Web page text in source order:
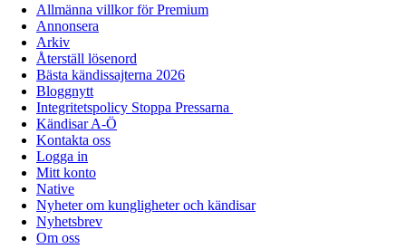
Allmänna villkor för Premium
Annonsera
Arkiv
Återställ lösenord
Bästa kändissajterna 2026
Bloggnytt
Integritetspolicy Stoppa Pressarna
Kändisar A-Ö
Kontakta oss
Logga in
Mitt konto
Native
Nyheter om kungligheter och kändisar
Nyhetsbrev
Om oss